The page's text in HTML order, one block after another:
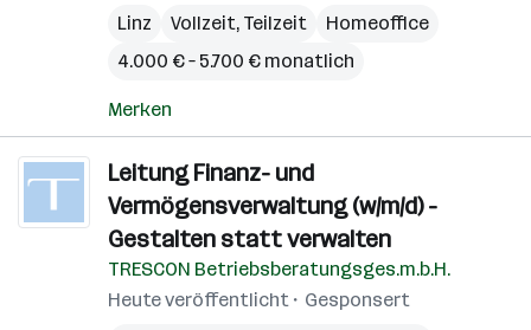
Linz
Vollzeit, Teilzeit
Homeoffice
4.000 € – 5.700 € monatlich
Merken
Leitung Finanz- und
Vermögensverwaltung (w/m/d) -
Gestalten statt verwalten
TRESCON Betriebsberatungsges.m.b.H.
Heute veröffentlicht
Gesponsert